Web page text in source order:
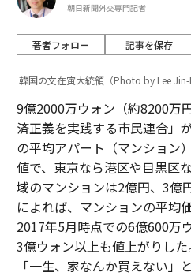
朝日新聞外交専門記者
著者フォロー 記事を保存
韓国の文在寅大統領（Photo by Lee
9億2000万ウォン（約8200万
済正義を実践する市民連合」
の平均アパート（マンション
値で、東京なら港区や目黒区
域のマンションは2億円、3億
によれば、マンションの平均
2017年5月時点での6億600万
3億ウォン以上も値上がりし
「一生、家なんか買えない」